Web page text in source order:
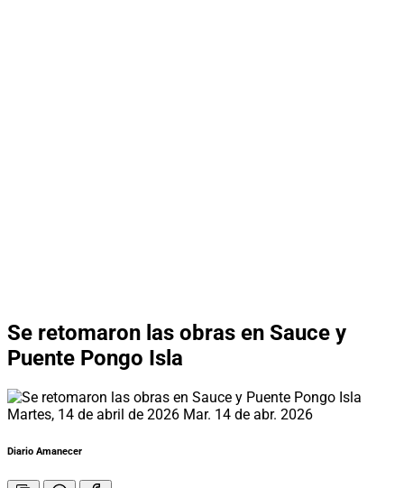
Se retomaron las obras en Sauce y
Puente Pongo Isla
Martes, 14 de abril de 2026 Mar. 14 de abr. 2026
Diario Amanecer